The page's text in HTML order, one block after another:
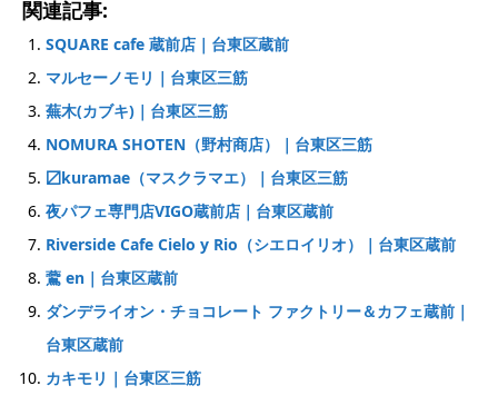
関連記事:
SQUARE cafe 蔵前店｜台東区蔵前
マルセーノモリ｜台東区三筋
蕪木(カブキ)｜台東区三筋
NOMURA SHOTEN（野村商店）｜台東区三筋
〼kuramae（マスクラマエ）｜台東区三筋
夜パフェ専門店VIGO蔵前店｜台東区蔵前
Riverside Cafe Cielo y Rio（シエロイリオ）｜台東区蔵前
鷰 en｜台東区蔵前
ダンデライオン・チョコレート ファクトリー＆カフェ蔵前｜
台東区蔵前
カキモリ｜台東区三筋